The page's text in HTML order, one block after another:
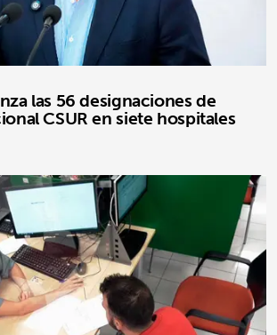
las 56 designaciones de
CSUR en siete hospitales